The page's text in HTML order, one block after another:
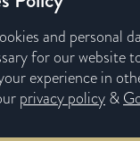
könnten wir Sie
mitzuteilen. Wir
in die
and personal
for our website
experience in
privacy policy&